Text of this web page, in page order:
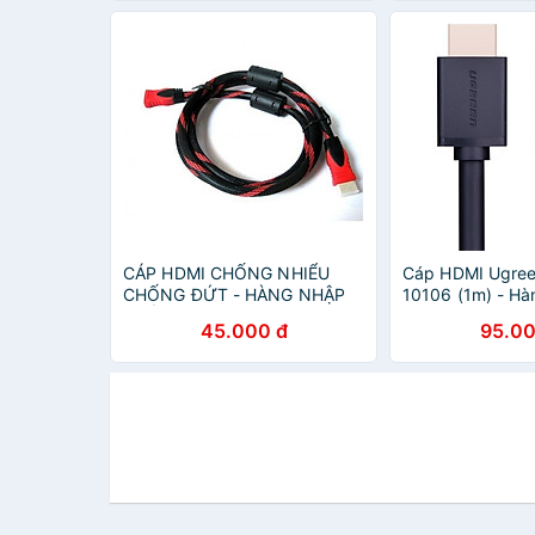
CÁP HDMI CHỐNG NHIỂU
CHỐNG ĐỨT - HÀNG NHẬP
45.000 đ
Cáp HDMI
10106 (1m) -